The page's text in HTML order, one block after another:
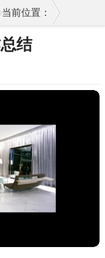
当前位置：
结